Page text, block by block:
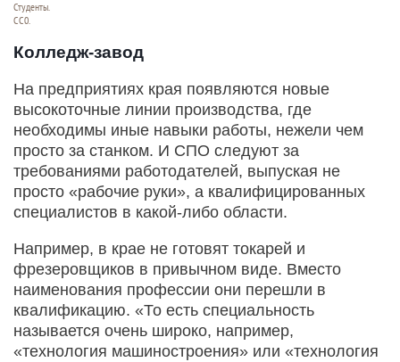
Студенты.
СС0.
Колледж-завод
На предприятиях края появляются новые
высокоточные линии производства, где
необходимы иные навыки работы, нежели чем
просто за станком. И СПО следуют за
требованиями работодателей, выпуская не
просто «рабочие руки», а квалифицированных
специалистов в какой-либо области.
Например, в крае не готовят токарей и
фрезеровщиков в привычном виде. Вместо
наименования профессии они перешли в
квалификацию. «То есть специальность
называется очень широко, например,
«технология машиностроения» или «технология